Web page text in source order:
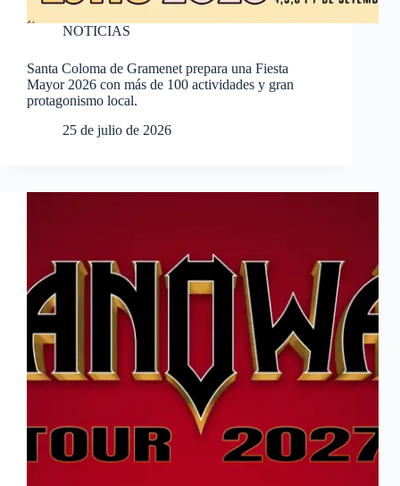
NOTICIAS
Santa Coloma de Gramenet prepara una Fiesta
Mayor 2026 con más de 100 actividades y gran
protagonismo local.
25 de julio de 2026